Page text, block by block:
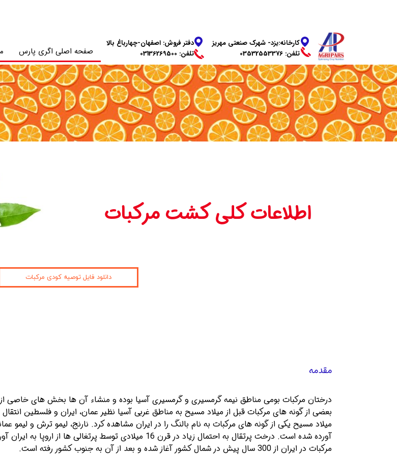
دفتر فروش: اصفهان-چهارباغ بالا
​​​​​​​تلفن: 03136269500
​​​​​​​کارخانه:یزد- شهرک صنعتی مهریز
تلفن: 03532553376
صفحه اصلی اگری پارس
مقدمه
درختان مرکبات بومی مناطق نیمه گرمسیری و گرمسیری آسیا بوده و منشاء آن ها بخش های خاصی
مرکبات در ایران از 300 سال پیش در شمال کشور آغاز شده و بعد از آن به جنوب کشور رفته است.
اطلاعات کلی کشت مرکبات
دانلود فایل توصیه کودی مرکبات